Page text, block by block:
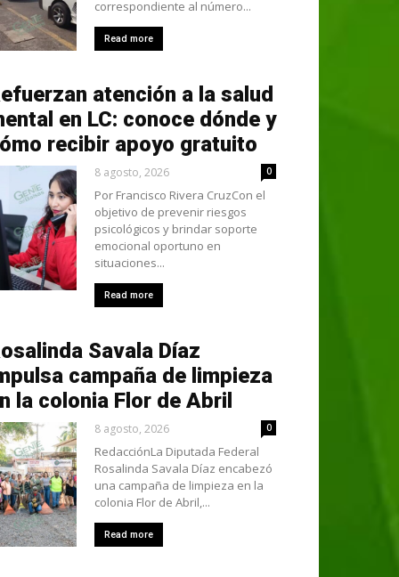
correspondiente al número...
Read more
atención a la salud
en LC: conoce dónde y
recibir apoyo gratuito
8 agosto, 2026 0
Por Francisco Rivera CruzCon el
objetivo de prevenir riesgos
psicológicos y brindar soporte
emocional oportuno en
situaciones...
Read more
Savala Díaz
campaña de limpieza
la colonia Flor de Abril
8 agosto, 2026 0
RedacciónLa Diputada Federal
Rosalinda Savala Díaz encabezó
una campaña de limpieza en la
colonia Flor de Abril,...
Read more